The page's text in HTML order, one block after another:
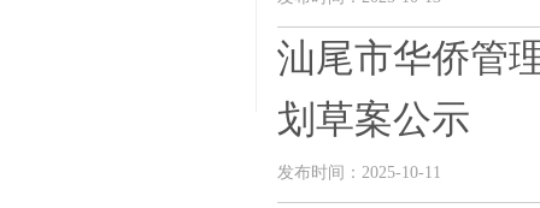
汕尾市华侨管
划草案公示
发布时间：2025-10-11